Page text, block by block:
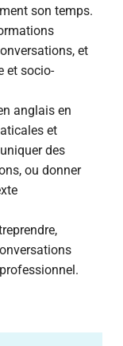
son temps.
et
et socio-
anglais en
et
des
ou donner